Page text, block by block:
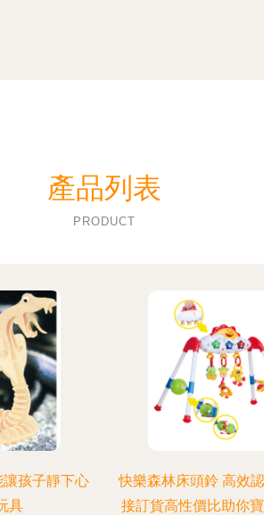
產品列表
PRODUCT
孩子靜下心
具
快樂森林床頭鈴 高效
接訂貨高性價比助你